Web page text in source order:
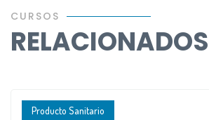
CURSOS
RELACIONADOS
Producto Sanitario